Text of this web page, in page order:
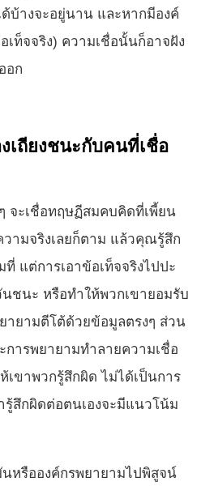
บ้างจะอยู่นาน และหากมีองค์
เท็จจริง) ความเชื่อนั้นก็อาจฝัง
อก
ถียงชนะกับคนที่เชื่อ
จะเชื่อทฤษฏีสมคบคิดที่เพี้ยน
ามจริงเลยก็ตาม แล้วคุณรู้สึก
แต่การเอาข้อเท็จจริงไปปะ
ชนะ หรือทำให้พวกเขายอมรับ
ายามตีโต้ด้วยข้อมูลตรงๆ ส่วน
การพยายามทำลายความเชื่อ
ขาพวกรู้สึกผิด ไม่ได้เป็นการ
รู้สึกผิดต่อตนเองจะมีแนวโน้ม
นหรือองค์กรพยายามไปพิสูจน์